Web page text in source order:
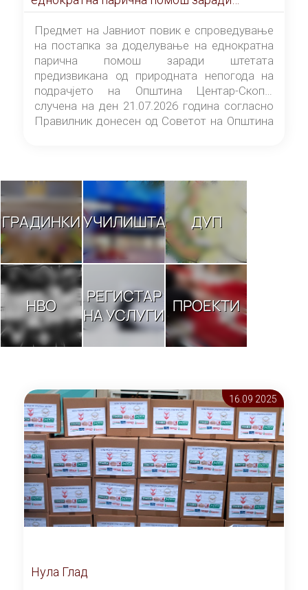
штетата предизвикана од природната
непогода на подрачјето на Општина
Центар-Скопје случена на ден 21.07.2026
година
Предмет на Јавниот повик е спроведување
на постапка за доделување на еднократна
парична помош заради штетата
предизвикана од природната непогода на
подрачјето на Општина Центар-Скопје
случена на ден 21.07.2026 година согласно
Правилник донесен од Советот на Општина
ГРАДИНКИУЧИЛИШТА ДУП
НВО
РЕГИСТАР
НА УСЛУГИ ПРОЕКТИ
16.09 2025
Нула Глад